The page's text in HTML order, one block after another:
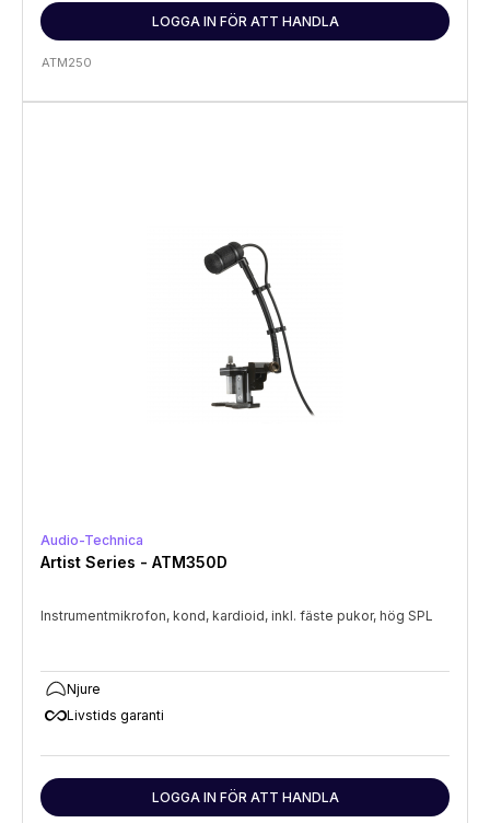
LOGGA IN FÖR ATT HANDLA
ATM250
Audio-Technica
Artist Series - ATM350D
Instrumentmikrofon, kond, kardioid, inkl. fäste pukor, hög SPL
Njure
all_inclusiveLivstids garanti
LOGGA IN FÖR ATT HANDLA